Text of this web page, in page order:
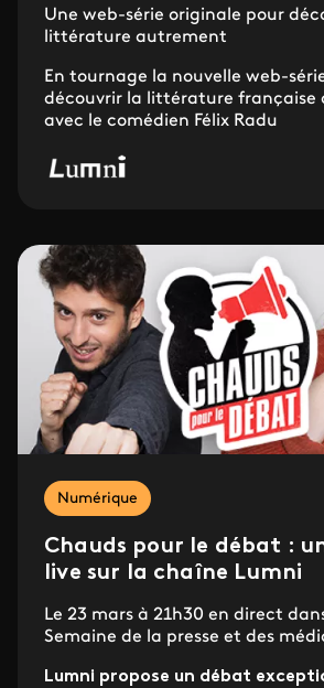
Une web-série originale pour
littérature autrement
En tournage la nouvelle web-
découvrir la littérature française
avec le comédien Félix Radu
Numérique
Chauds pour le débat :
live sur la chaîne Lumni
Le 23 mars à 21h30 en direct
Semaine de la presse et des
Lumni propose un débat